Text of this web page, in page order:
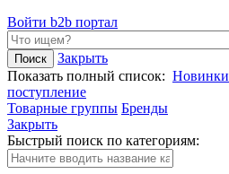
Войти b2b портал
Закрыть
Показать полный список: Новинки
поступление
Товарные группы Бренды
Закрыть
Быстрый поиск по категориям: